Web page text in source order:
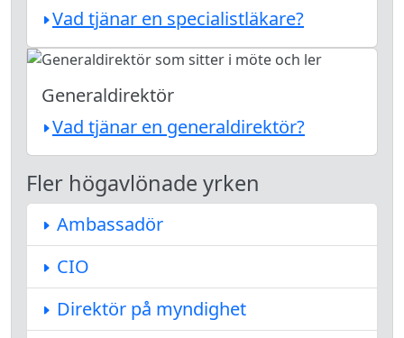
Vad tjänar en specialistläkare?
Generaldirektör
Vad tjänar en generaldirektör?
Fler högavlönade yrken
Ambassadör
CIO
Direktör på myndighet